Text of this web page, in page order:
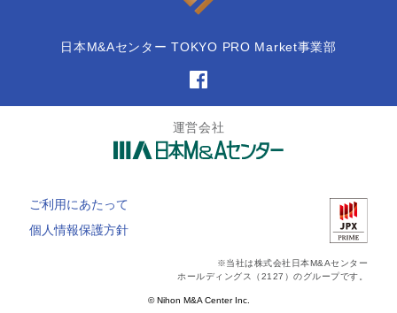
日本M&Aセンター TOKYO PRO Market事業部
運営会社
ご利用にあたって
個人情報保護方針
※当社は株式会社日本M&Aセンター
ホールディングス（2127）のグループです。
© Nihon M&A Center Inc.